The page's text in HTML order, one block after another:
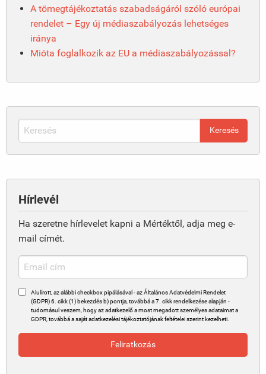
A tömegtájékoztatás szabadságáról szóló európai
rendelet – Egy új médiaszabályozás lehetséges
iránya
Mióta foglalkozik az EU a médiaszabályozással?
Hírlevél
Ha szeretne hírlevelet kapni a Mértéktől, adja meg e-
mail címét.
Alulírott, az alábbi checkbox pipálásával - az Általános Adatvédelmi Rendelet
(GDPR) 6. cikk (1) bekezdés b) pontja, továbbá a 7. cikk rendelkezése alapján -
tudomásul veszem, hogy az adatkezelő a most megadott személyes adataimat a
GDPR, továbbá a saját adatkezelési tájékoztatójának feltételei szerint kezelheti.